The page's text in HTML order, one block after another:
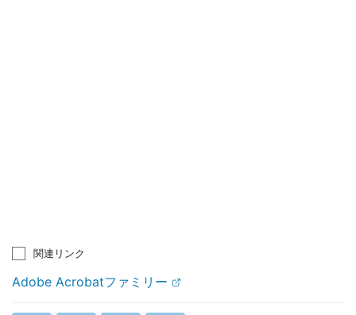
関連リンク
Adobe Acrobatファミリー